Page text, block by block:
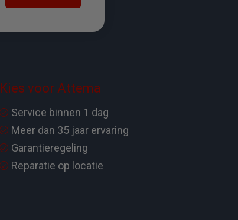
Kies voor Attema
Service binnen 1 dag
Meer dan 35 jaar ervaring
Garantieregeling
Reparatie op locatie